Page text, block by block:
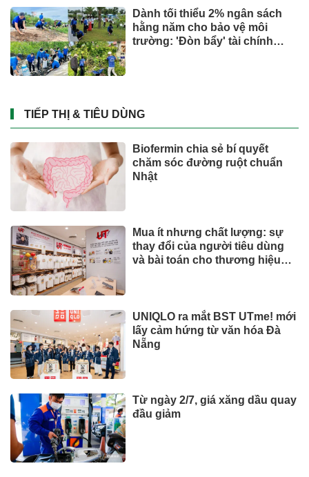
Dành tối thiểu 2% ngân sách
hằng năm cho bảo vệ môi
trường: 'Đòn bẩy' tài chính
TIẾP THỊ & TIÊU DÙNG
Biofermin chia sẻ bí quyết
chăm sóc đường ruột chuẩn
Nhật
Mua ít nhưng chất lượng: sự
thay đổi của người tiêu dùng
và bài toán cho thương hiệu
UNIQLO ra mắt BST UTme! mới
lấy cảm hứng từ văn hóa Đà
Nẵng
Từ ngày 2/7, giá xăng dầu quay
đầu giảm